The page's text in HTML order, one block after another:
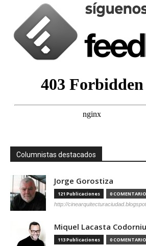
Columnistas destacados
Jorge Gorostiza
121 Publicaciones 0
http://
Miquel Lacasta Codorniu
113 Publicaciones 0